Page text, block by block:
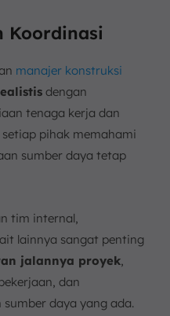
Koordinasi
manajer konstruksi
dengan
tenaga kerja dan
pihak memahami
sumber daya tetap
tim internal,
lainnya sangat penting
jalannya proyek
dan
daya yang ada.